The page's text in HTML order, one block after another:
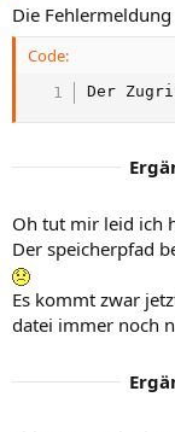
Die
Code:
Der
Oh tut mir leid ich
Der speicherpfad
Es kommt zwar
datei immer noch